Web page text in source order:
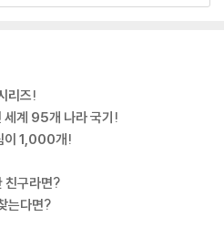
리즈!
세계 95개 나라 국기!
이 1,000개!
친구라면?
는다면?